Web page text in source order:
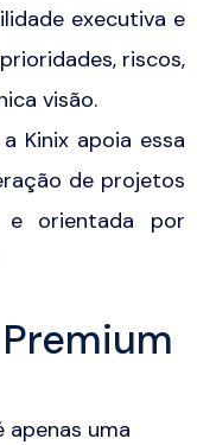
executiva e
riscos,
visão.
Kinix apoia essa
de projetos
e orientada por
apenas uma